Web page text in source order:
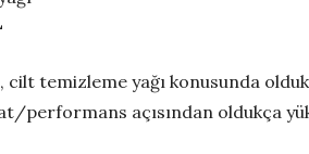
temizleme yağı konusunda
performans açısından oldukça